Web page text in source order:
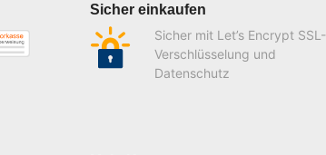
Sicher einkaufen
Sicher mit Let’s Encrypt SSL-
Verschlüsselung und
Datenschutz